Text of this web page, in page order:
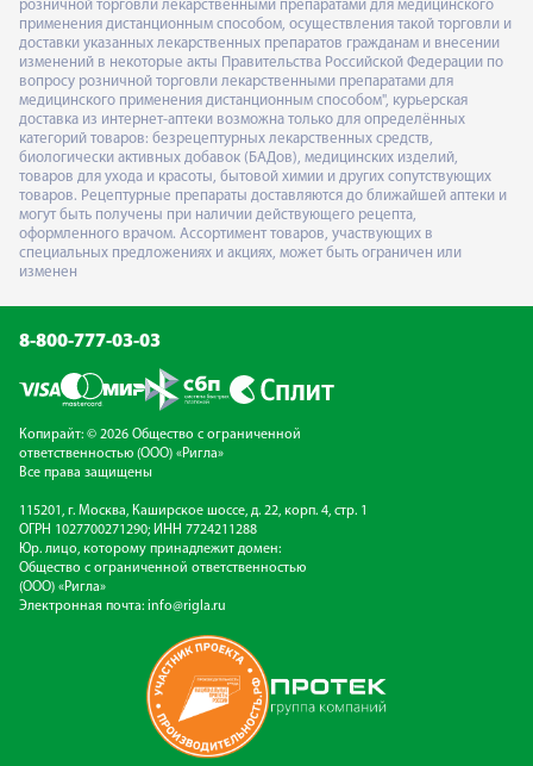
розничной торговли лекарственными препаратами для медицинского
применения дистанционным способом, осуществления такой торговли и
доставки указанных лекарственных препаратов гражданам и внесении
изменений в некоторые акты Правительства Российской Федерации по
вопросу розничной торговли лекарственными препаратами для
медицинского применения дистанционным способом", курьерская
доставка из интернет-аптеки возможна только для определённых
категорий товаров: безрецептурных лекарственных средств,
биологически активных добавок (БАДов), медицинских изделий,
товаров для ухода и красоты, бытовой химии и других сопутствующих
товаров. Рецептурные препараты доставляются до ближайшей аптеки и
могут быть получены при наличии действующего рецепта,
оформленного врачом. Ассортимент товаров, участвующих в
специальных предложениях и акциях, может быть ограничен или
изменен
8-800-777-03-03
Копирайт: © 2026 Общество с ограниченной
ответственностью (ООО) «Ригла»
Все права защищены
115201, г. Москва, Каширское шоссе, д. 22, корп. 4, стр. 1
ОГРН 1027700271290; ИНН 7724211288
Юр. лицо, которому принадлежит домен:
Общество с ограниченной ответственностью
(ООО) «Ригла»
Электронная почта: info@rigla.ru